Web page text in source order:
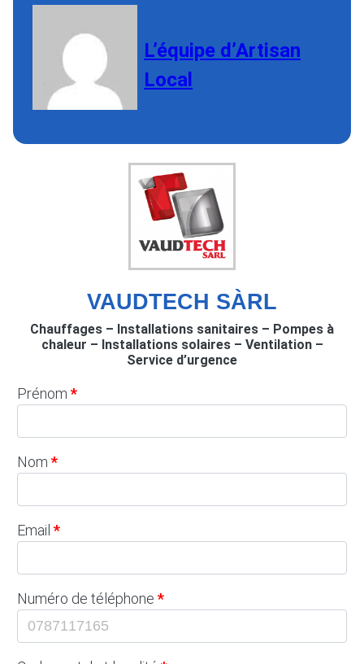
L’équipe d’Artisan
Local
VAUDTECH SÀRL
Chauffages – Installations sanitaires – Pompes à
chaleur – Installations solaires – Ventilation –
Service d’urgence
Prénom
Nom
Email
Numéro de téléphone